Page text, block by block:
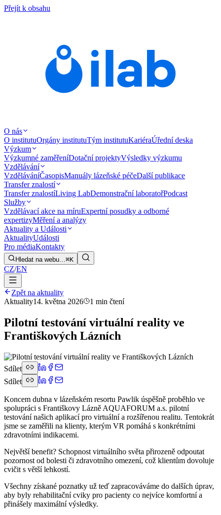
Přejít k obsahu
O nás
O institutuOrgány institutuTým institutuKariéraÚřední deska
Výzkum
Výzkumné zaměřeníDotační projektyVýsledky výzkumu
Vzdělávání
VzděláváníČasopisManuály lázeňské péčeDalší publikace
Transfer znalostí
Transfer znalostíLiving LabDemonstrační laboratořPodcast
Služby
Vzdělávací akce na míruExpertní posudky a odborné
expertizyMěření a analýzy
Aktuality a Události
AktualityUdálosti
Pro médiaKontakty
Hledat na webu…⌘K
CZ/EN
Zpět na aktuality
Aktuality14. května 2026 1 min čtení
Pilotní testování virtuální reality ve
Františkových Lázních
Sdílet
Sdílet
Koncem dubna v lázeňském resortu Pawlik úspěšně proběhlo ve
spolupráci s Františkovy Lázně AQUAFORUM a.s. pilotní
testování našich aplikací pro virtuální a rozšířenou realitu. Tentokrát
jsme se zaměřili na klienty, kterým VR pomáhá s konkrétními
zdravotními indikacemi.
Největší benefit? Schopnost virtuálního světa přirozeně odpoutat
pozornost od bolesti či zdravotního omezení, což klientům dovoluje
cvičit s větší lehkostí.
Všechny získané poznatky už teď zapracováváme do dalších úprav,
aby byly rehabilitační cviky pro pacienty co nejvíce komfortní a
přinášely maximální výsledky.